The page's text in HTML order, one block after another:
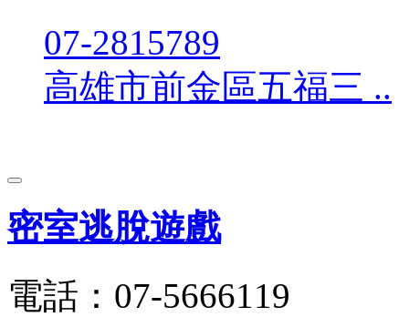
07-2815789
高雄市前金區五福三 ..
密室逃脫遊戲
電話：07-5666119